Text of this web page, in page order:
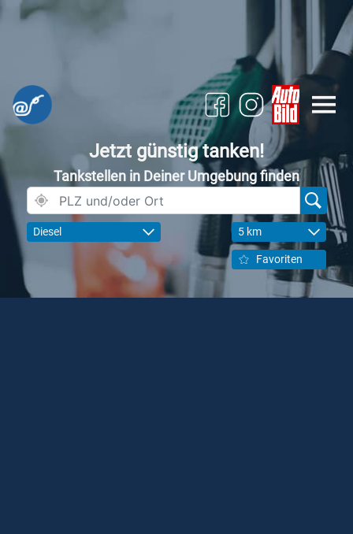
Jetzt günstig tanken!
Tankstellen in Deiner Umgebung finden
Diesel 5 km
Favoriten